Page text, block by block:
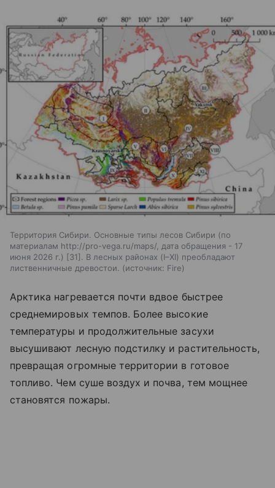
Территория Сибири. Основные типы лесов Сибири (по
материалам http://pro-vega.ru/maps/, дата обращения - 17
июня 2026 г.) [31]. В лесных районах (I–XI) преобладают
лиственничные древостои.
источник: Fire
Арктика нагревается почти вдвое быстрее
среднемировых темпов. Более высокие
температуры и продолжительные засухи
высушивают лесную подстилку и растительность,
превращая огромные территории в готовое
топливо. Чем суше воздух и почва, тем мощнее
становятся пожары.